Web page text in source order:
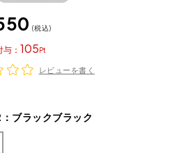
税込
105
レビューを書く
ブラックブラック